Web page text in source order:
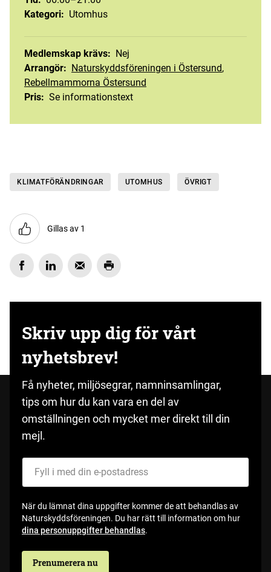
Kategori: Utomhus
Medlemskap krävs: Nej
Arrangör: Naturskyddsföreningen i Östersund,
Rebellmammorna Östersund
Pris: Se informationstext
KLIMATFÖRÄNDRINGAR UTOMHUS ÖVRIGT
Gillas av 1
Skriv upp dig för vårt
nyhetsbrev!
Få nyheter, miljösegrar, namninsamlingar,
tips om hur du kan vara en del av
omställningen och mycket mer direkt till din
mejl.
När du lämnat dina uppgifter kommer de att behandlas av
Naturskyddsföreningen. Du har rätt till information om hur
dina personuppgifter behandlas.
Prenumerera nu